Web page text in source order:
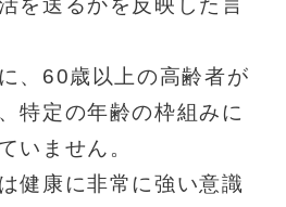
を送るかを反映した言
、60歳以上の高齢者が
特定の年齢の枠組みに
いません。
健康に非常に強い意識